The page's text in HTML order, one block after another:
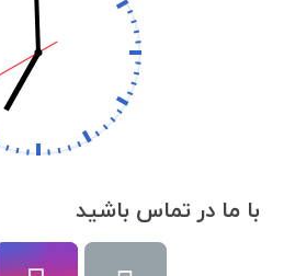
با ما در تماس باشید